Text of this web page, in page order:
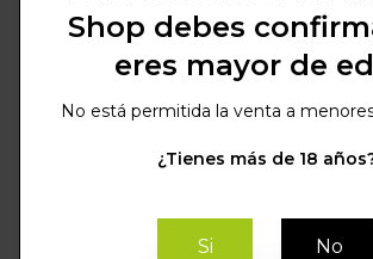
Shop debes
eres mayor de
No está permitida la venta a
¿Tienes más de 18
Si No